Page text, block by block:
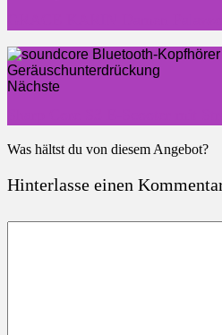
Nächste
Was hältst du von diesem Angebot?
Hinterlasse einen